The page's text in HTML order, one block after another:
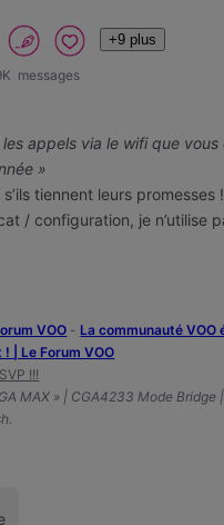
+9 plus
messages
appels via le wifi que
»
tiennent leurs promesses
/ configuration, je n’utilise
VOO - ‎La communauté
| Le Forum VOO
!!!
MAX » | CGA4233 Mode